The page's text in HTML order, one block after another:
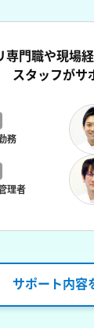
専門職や現場
スタッフがサ
務
理者
サポート内容